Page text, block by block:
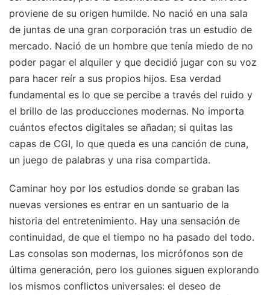
proviene de su origen humilde. No nació en una sala
de juntas de una gran corporación tras un estudio de
mercado. Nació de un hombre que tenía miedo de no
poder pagar el alquiler y que decidió jugar con su voz
para hacer reír a sus propios hijos. Esa verdad
fundamental es lo que se percibe a través del ruido y
el brillo de las producciones modernas. No importa
cuántos efectos digitales se añadan; si quitas las
capas de CGI, lo que queda es una canción de cuna,
un juego de palabras y una risa compartida.
Caminar hoy por los estudios donde se graban las
nuevas versiones es entrar en un santuario de la
historia del entretenimiento. Hay una sensación de
continuidad, de que el tiempo no ha pasado del todo.
Las consolas son modernas, los micrófonos son de
última generación, pero los guiones siguen explorando
los mismos conflictos universales: el deseo de